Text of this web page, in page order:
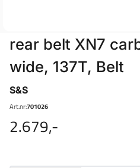
rear belt XN7
wide, 137T, Belt
S&S
Art.nr:701026
2.679,-